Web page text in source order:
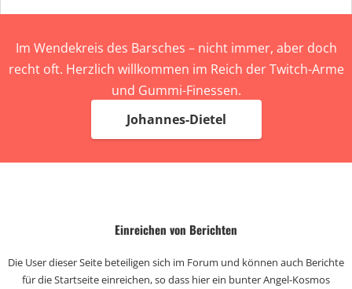
Im Wendekreis des Barsches – nicht immer, aber doch
recht oft. Herzlich willkommen im Reich der Twitch-Arme
und Gummi-Finessen.
Johannes-Dietel
Einreichen von Berichten
Die User dieser Seite beteiligen sich im Forum und können auch Berichte
für die Startseite einreichen, so dass hier ein bunter Angel-Kosmos